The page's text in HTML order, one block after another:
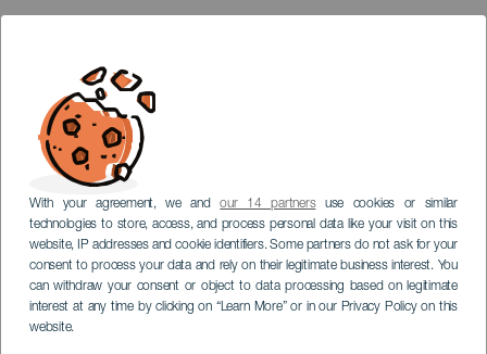
With your agreement, we andour 14 partnersuse cookies or similar
technologies to store, access, and process personal data like your visit on this
website, IP addresses and cookie identifiers. Some partners do not ask for your
consent to process your data and rely on their legitimate business interest. You
can withdraw your consent or object to data processing based on legitimate
interest at any time by clicking on “Learn More” or in our Privacy Policy on this
website.